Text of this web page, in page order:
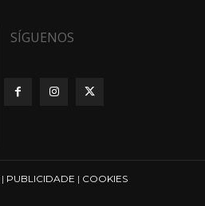
SÍGUENOS
| PUBLICIDADE | COOKIES